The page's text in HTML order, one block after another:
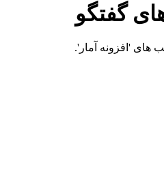
گفتگو
های 'افزونه آمار'.